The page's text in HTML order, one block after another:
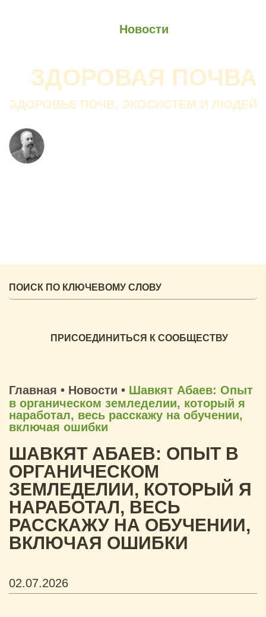
Новости
ЗДОРОВАЯ ПОЧВА
ЗДОРОВЬЕ ПОЧВ, ЭКОСИСТЕМ И ЛЮДЕЙ
ПРИСОЕДИНИТЬСЯ К СООБЩЕСТВУ
Главная • Новости • Шавкят Абаев: Опыт
в органическом земледелии, который я
наработал, весь расскажу на обучении,
включая ошибки
ШАВКЯТ АБАЕВ: ОПЫТ В
ОРГАНИЧЕСКОМ
ЗЕМЛЕДЕЛИИ, КОТОРЫЙ Я
НАРАБОТАЛ, ВЕСЬ
РАССКАЖУ НА ОБУЧЕНИИ,
ВКЛЮЧАЯ ОШИБКИ
02.07.2026